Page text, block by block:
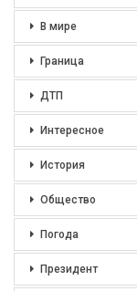
В мире
Граница
ДТП
Интересное
История
Общество
Погода
Президент